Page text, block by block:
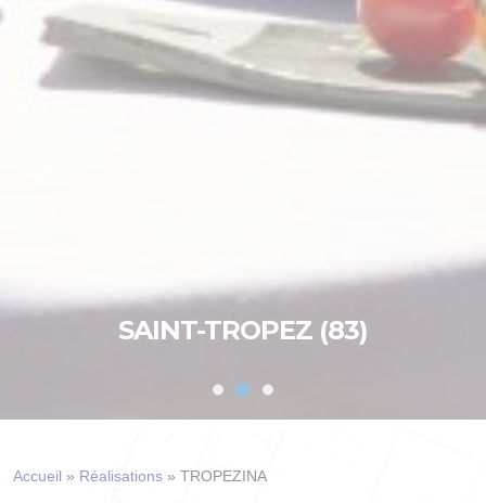
SAINT-TROPEZ (83)
Accueil » Réalisations » TROPEZINA